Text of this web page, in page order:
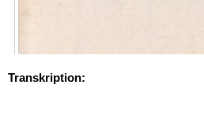
Transkription: